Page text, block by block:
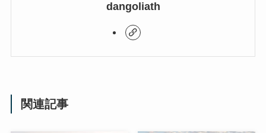
dangoliath
関連記事